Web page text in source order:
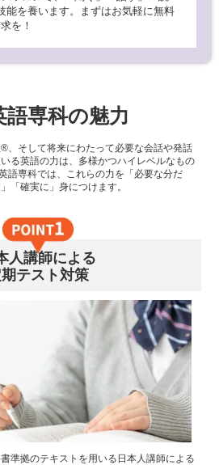
能を養います。まずはお気軽に無料
を！
語専科の魅力
、そして将来にわたって必要な会話や発話
る英語の力は、多様かつハイレベルなもの
語専科では、これらの力を「必要な分だ
「確実に」身につけます。
人講師による
テスト対策
準拠のテキストを用いる日本人講師による